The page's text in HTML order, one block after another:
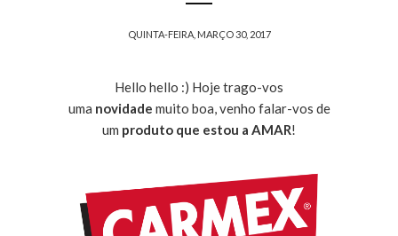
QUINTA-FEIRA, MARÇO 30, 2017
Hello hello :) Hoje trago-vos
uma novidade muito boa, venho falar-vos de
um produto que estou a AMAR!